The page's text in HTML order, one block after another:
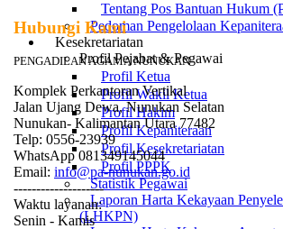
Tentang Pos Bantuan Hukum
Pedoman Pengelolaan
Kesekretariatan
Profil Pejabat & Pegawai
Profil Ketua
Profil Wakil Ketua
Profil Hakim
Profil Kepaniteraan
Profil Kesekretariatan
Profil PPPK
Statistik Pegawai
Laporan Harta Kekayaan
(LHKPN)
Hubungi Kami
PENGADILAN AGAMA NUNUKAN
Komplek Perkantoran Vertikal
Jalan Ujang Dewa, Nunukan Selatan
Nunukan- Kalimantan Utara 77482
Telp: 0556-23939
WhatsApp 081349145044
Email: info@pa-nunukan.go.id
--------------------
Waktu layanan:
Senin - Kamis